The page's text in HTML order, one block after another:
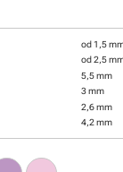
od 1,5
od 2,5
5,5 mm
3 mm
2,6 mm
4,2 mm